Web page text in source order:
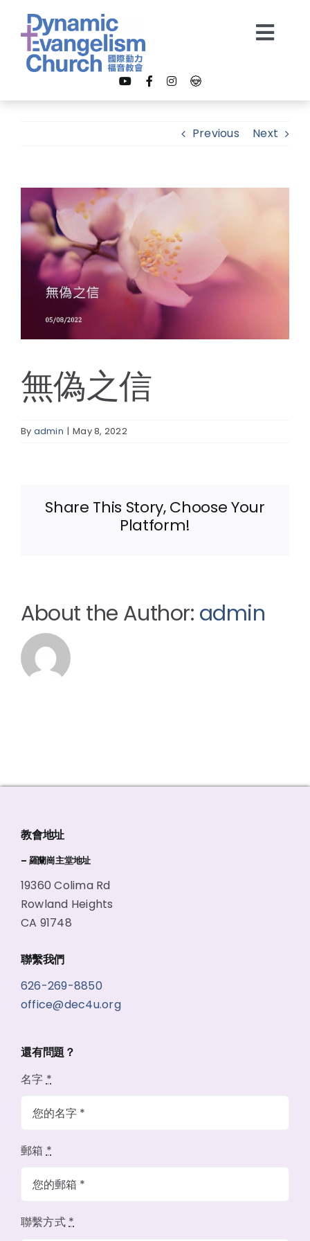
content
教會事工
多媒體
線上報名
Previous Next
View
Larger
Image
無偽之信
By admin | May 8, 2022
Share This Story, Choose Your
Platform!
About the Author: admin
教會地址
– 羅蘭崗主堂地址
19360 Colima Rd
Rowland Heights
CA 91748
聯繫我們
626-269-8850
office@dec4u.org
還有問題？
名字*
郵箱*
聯繫方式*